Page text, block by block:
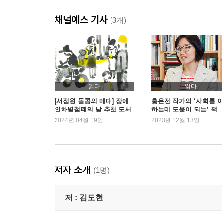
3장 우생학의 시대는 끝나지 않았다
1. 20세기 전반기를 휩쓴 우생학의 실체
2. 우생학, 새로운 간판을 내걸다
3. 우생학 파는 사회: 뒷문으로 이루어지는 우생학
4장 피터 싱어의 동물해방론, 해방인가 또 다른 차
1. 차별과 위계를 정당화하는 인간중심주의
2. 피터 싱어의 동물해방론, 여전한 위계와 서열
3. 우리 모두는 연결되어 있다
: 장애 정치의 시선으로 프레이저의 정의론 읽기
1. 우리에게는 ‘분배’와 ‘인정’ 양자가 필요하다
2. 정체성 모델을 어떻게 넘어설 것인가
채널예스 기사 (3개)
읽다
[서점원 돌콩의 매대] 장애
인차별철폐의 날 추천 도서
2024년 04월 19일
읽다
홍은전 작가의 ‘사회를
하는데 도움이 되는’ 책
2023년 12월 13일
저자 소개 (1명)
저 : 김도현